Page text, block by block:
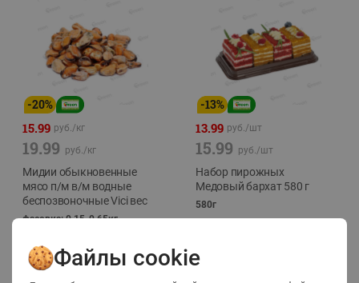
-20%
15.99 руб./кг
19.99 руб./кг
Мидии обыкновенные
мясо п/м в/м водные
беспозвоночные Vici вес
фасовка: 0,15-0,65кг
-13%
13.99 руб./шт
15.99 руб./шт
Набор пирожных
Медовый бархат 580 г
580г
Файлы cookie